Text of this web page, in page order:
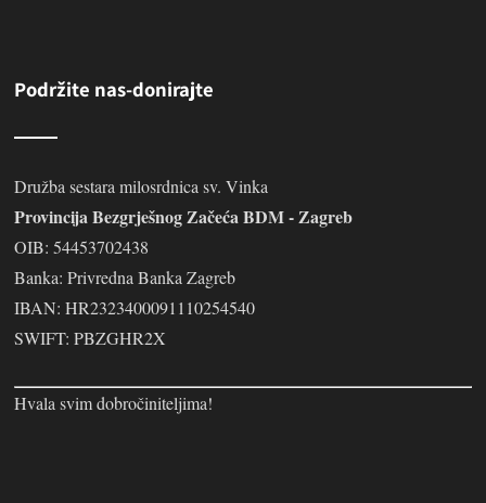
Podržite nas-donirajte
Družba sestara milosrdnica sv. Vinka
Provincija Bezgrješnog Začeća BDM - Zagreb
OIB: 54453702438
Banka: Privredna Banka Zagreb
IBAN: HR2323400091110254540
SWIFT: PBZGHR2X
Hvala svim dobročiniteljima!